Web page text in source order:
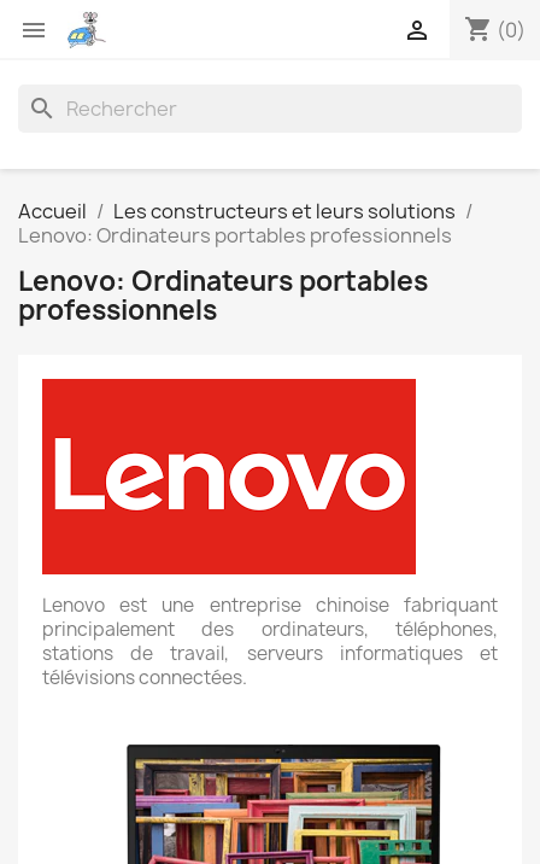
 shopping_cart (0)

search
Accueil
Les constructeurs et leurs solutions
Lenovo: Ordinateurs portables professionnels
Lenovo: Ordinateurs portables
professionnels
Lenovo est une entreprise chinoise fabriquant
principalement des ordinateurs, téléphones,
stations de travail, serveurs informatiques et
télévisions connectées.